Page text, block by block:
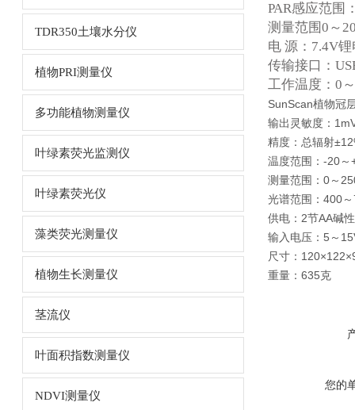
TDR350土壤水分仪
植物PRI测量仪
多功能植物测量仪
叶绿素荧光监测仪
叶绿素荧光仪
藻类荧光测量仪
植物生长测量仪
茎流仪
叶面积指数测量仪
NDVI测量仪
PAR感应范围
测量范围0～
电 源：7.4V
传输接口：
工作温度：0
SunScan植物冠
输出灵敏度：
精度：总辐射
温度范围：-20
测量范围：0～
光谱范围：400
供电：2节AA碱
输入电压：5～
尺寸：
重量：635克
您的